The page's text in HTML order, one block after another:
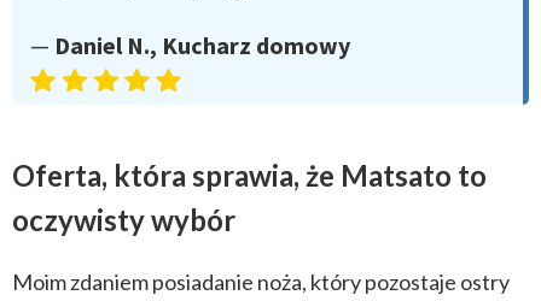
— Daniel N., Kucharz domowy
Oferta, która sprawia, że Matsato to
oczywisty wybór
Moim zdaniem posiadanie noża, który pozostaje ostry